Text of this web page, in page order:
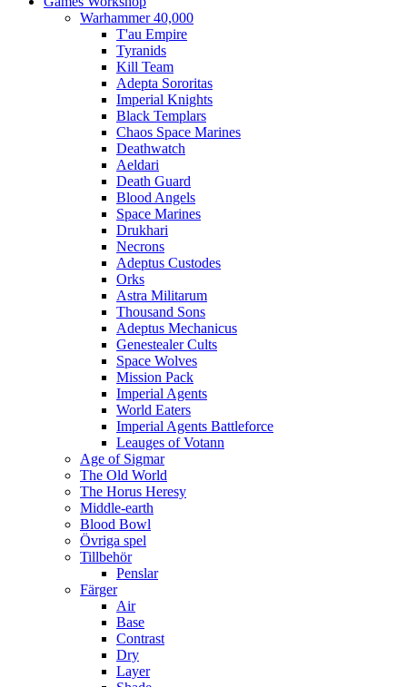
Warhammer 40,000
T'au Empire
Tyranids
Kill Team
Adepta Sororitas
Imperial Knights
Black Templars
Chaos Space Marines
Deathwatch
Aeldari
Death Guard
Blood Angels
Space Marines
Drukhari
Necrons
Adeptus Custodes
Orks
Astra Militarum
Thousand Sons
Adeptus Mechanicus
Genestealer Cults
Space Wolves
Mission Pack
Imperial Agents
World Eaters
Imperial Agents Battleforce
Leauges of Votann
Age of Sigmar
The Old World
The Horus Heresy
Middle-earth
Blood Bowl
Övriga spel
Tillbehör
Penslar
Färger
Air
Base
Contrast
Dry
Layer